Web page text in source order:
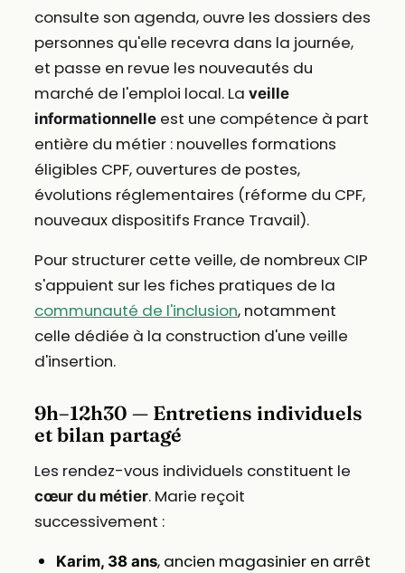
consulte son agenda, ouvre les dossiers des
personnes qu'elle recevra dans la journée,
et passe en revue les nouveautés du
marché de l'emploi local. La veille
informationnelleest une compétence à part
entière du métier : nouvelles formations
éligibles CPF, ouvertures de postes,
évolutions réglementaires (réforme du CPF,
nouveaux dispositifs France Travail).
Pour structurer cette veille, de nombreux CIP
s'appuient sur les fiches pratiques de la
communauté de l'inclusion, notamment
celle dédiée à la construction d'une veille
d'insertion.
9h–12h30 — Entretiens individuels
et bilan partagé
Les rendez-vous individuels constituent le
cœur du métier. Marie reçoit
successivement :
Karim, 38 ans, ancien magasinier en arrêt